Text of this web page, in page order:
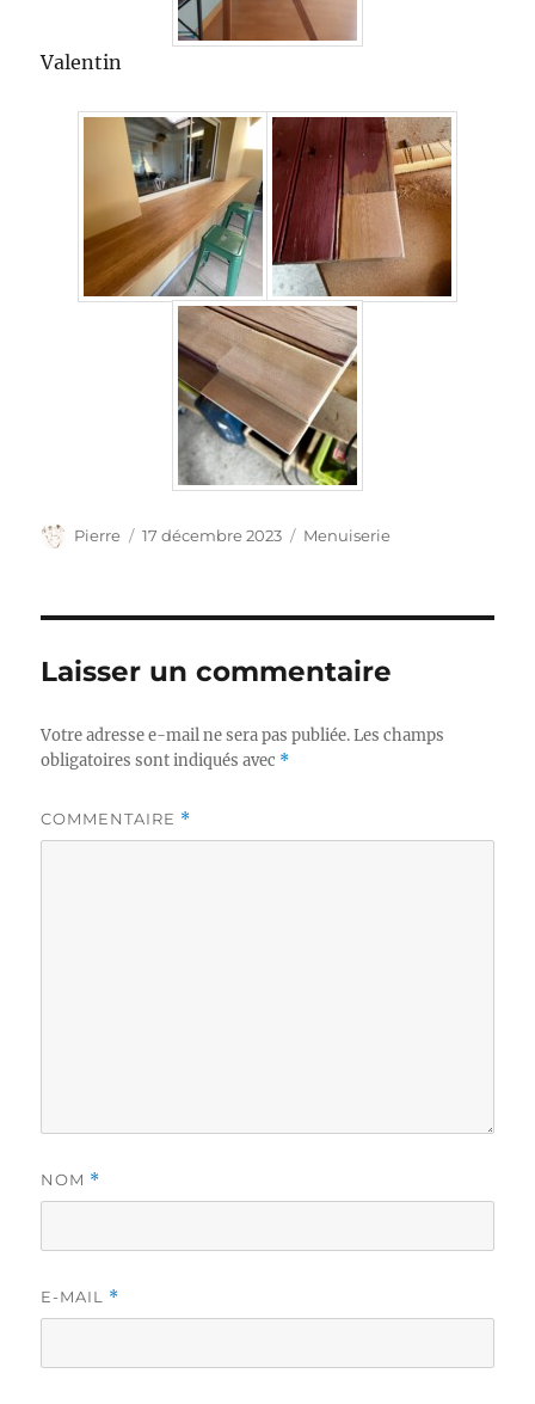
Valentin
Auteur
Pierre
Publié
17 décembre 2023 Catégories
Menuiserie
Laisser un commentaire
Votre adresse e-mail ne sera pas publiée. Les champs
obligatoires sont indiqués avec *
COMMENTAIRE *
NOM *
E-MAIL *